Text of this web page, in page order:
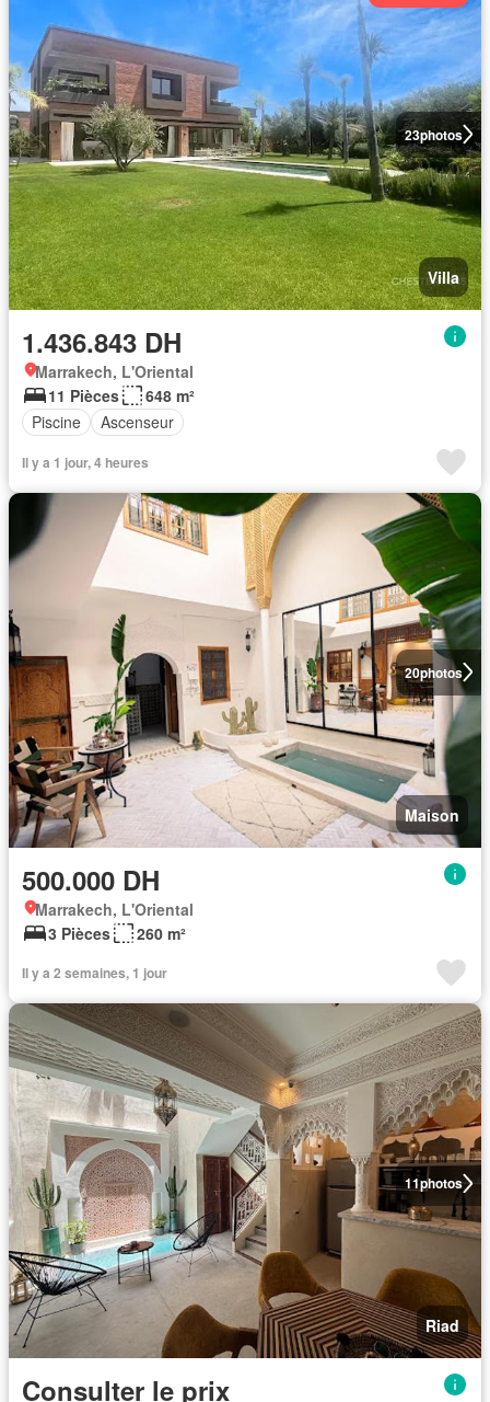
23photos
Villa
1.436.843 DH
Marrakech, L'Oriental
11 Pièces
648 m²
Piscine
Ascenseur
Il y a 1 jour, 4 heures
20photos
Maison
500.000 DH
Marrakech, L'Oriental
3 Pièces
260 m²
Il y a 2 semaines, 1 jour
11photos
Riad
Consulter le prix